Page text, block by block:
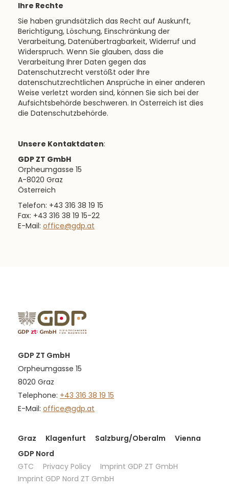
Ihre Rechte
Sie haben grundsätzlich das Recht auf Auskunft,
Berichtigung, Löschung, Einschränkung der
Verarbeitung, Datenübertragbarkeit, Widerruf und
Widerspruch. Wenn Sie glauben, dass die
Verarbeitung Ihrer Daten gegen das
Datenschutzrecht verstößt oder Ihre
datenschutzrechtlichen Ansprüche in einer anderen
Weise verletzt worden sind, können Sie sich bei der
Aufsichtsbehörde beschweren. In Österreich ist dies
die Datenschutzbehörde.
Unsere Kontaktdaten:
GDP ZT GmbH
Orpheumgasse 15
A-8020 Graz
Österreich
Telefon: +43 316 38 19 15
Fax: +43 316 38 19 15-22
E-Mail: office@gdp.at
GDP ZT GmbH
Orpheumgasse 15
8020 Graz
Telephone: +43 316 38 19 15
E-Mail: office@gdp.at
Graz Klagenfurt Salzburg/Oberalm
Vienna
GDP Nord
GTC
Privacy Policy
Imprint GDP ZT GmbH
Imprint GDP Nord ZT GmbH